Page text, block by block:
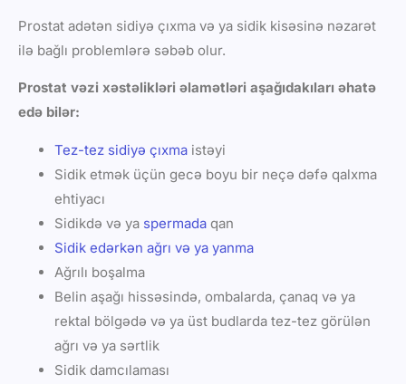
Prostat adətən sidiyə çıxma və ya sidik kisəsinə nəzarət
ilə bağlı problemlərə səbəb olur.
Prostat vəzi xəstəlikləri əlamətləri aşağıdakıları əhatə
edə bilər:
Tez-tez sidiyə çıxma istəyi
Sidik etmək üçün gecə boyu bir neçə dəfə qalxma
ehtiyacı
Sidikdə və ya spermada qan
Sidik edərkən ağrı və ya yanma
Ağrılı boşalma
Belin aşağı hissəsində, ombalarda, çanaq və ya
rektal bölgədə və ya üst budlarda tez-tez görülən
ağrı və ya sərtlik
Sidik damcılaması